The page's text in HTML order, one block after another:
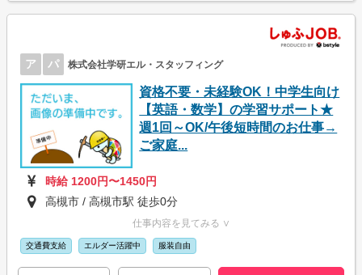
ア パ 株式会社学研エル・スタッフィング
資格不要・未経験OK！中学生向け
【英語・数学】の学習サポート★
週1回～OK/午後短時間のお仕事→
ご家庭...
時給 1200円〜1450円
高槻市 / 高槻市駅 徒歩0分
仕事内容を見てみる ∨
交通費支給 エルダー活躍中 服装自由